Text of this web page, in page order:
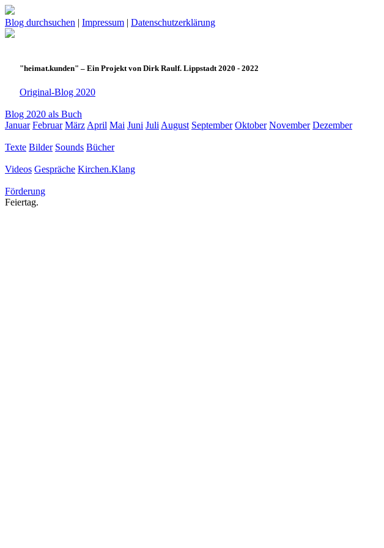
Blog durchsuchen | Impressum | Datenschutzerklärung
"heimat.kunden" – Ein Projekt von Dirk Raulf. Lippstadt 2020 - 2022
Original-Blog 2020
Blog 2020 als Buch
Januar Februar März April Mai Juni Juli August September Oktober November Dezember
Texte Bilder Sounds Bücher
Videos Gespräche Kirchen.Klang
Förderung
Feiertag.